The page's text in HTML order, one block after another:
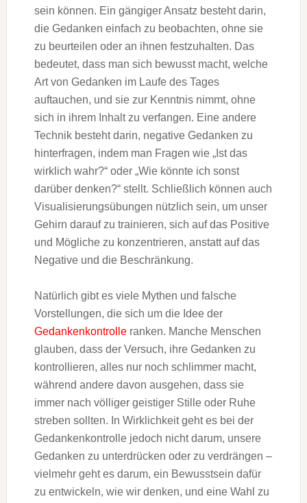
sein können. Ein gängiger Ansatz besteht darin,
die Gedanken einfach zu beobachten, ohne sie
zu beurteilen oder an ihnen festzuhalten. Das
bedeutet, dass man sich bewusst macht, welche
Art von Gedanken im Laufe des Tages
auftauchen, und sie zur Kenntnis nimmt, ohne
sich in ihrem Inhalt zu verfangen. Eine andere
Technik besteht darin, negative Gedanken zu
hinterfragen, indem man Fragen wie „Ist das
wirklich wahr?“ oder „Wie könnte ich sonst
darüber denken?“ stellt. Schließlich können auch
Visualisierungsübungen nützlich sein, um unser
Gehirn darauf zu trainieren, sich auf das Positive
und Mögliche zu konzentrieren, anstatt auf das
Negative und die Beschränkung.
Natürlich gibt es viele Mythen und falsche
Vorstellungen, die sich um die Idee der
Gedankenkontrolleranken. Manche Menschen
glauben, dass der Versuch, ihre Gedanken zu
kontrollieren, alles nur noch schlimmer macht,
während andere davon ausgehen, dass sie
immer nach völliger geistiger Stille oder Ruhe
streben sollten. In Wirklichkeit geht es bei der
Gedankenkontrolle jedoch nicht darum, unsere
Gedanken zu unterdrücken oder zu verdrängen –
vielmehr geht es darum, ein Bewusstsein dafür
zu entwickeln, wie wir denken, und eine Wahl zu